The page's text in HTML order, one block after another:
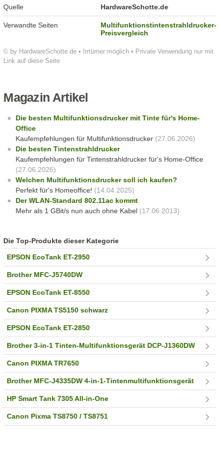
© by HardwareSchotte.de • Irrtümer möglich • Private Verwendung nur mit
Link auf diese Seite
Quelle HardwareSchotte.de
Verwandte Seiten
Multifunktionstintenstrahldrucker-
Preisvergleich
Magazin Artikel
Die besten Multifunktionsdrucker mit Tinte für's Home-
Office
Kaufempfehlungen für Multifunktionsdrucker(27.06.2026)
Die besten Tintenstrahldrucker
Kaufempfehlungen für Tintenstrahldrucker für's Home-Office
(27.06.2026)
Welchen Multifunktionsdrucker soll ich kaufen?
Perfekt für's Homeoffice! (14.04.2025)
Der WLAN-Standard 802.11ac kommt
Mehr als 1 GBit/s nun auch ohne Kabel(17.06.2013)
Die Top-Produkte dieser Kategorie
EPSON EcoTank ET-2950
Brother MFC-J5740DW
EPSON EcoTank ET-8550
Canon PIXMA TS5150 schwarz
EPSON EcoTank ET-2850
Brother 3-in-1 Tinten-Multifunktionsgerät DCP-J1360DW
Canon PIXMA TR7650
Brother MFC-J4335DW 4-in-1-Tintenmultifunktionsgerät
HP Smart Tank 7305 All-in-One
Canon Pixma TS8750 / TS8751